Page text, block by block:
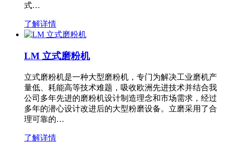
式…
了解详情
LM 立式磨粉机
立式磨粉机是一种大型磨粉机，专门为解决工业磨机产
量低、耗能高等技术难题，吸收欧洲先进技术并结合我
公司多年先进的磨粉机设计制造理念和市场需求，经过
多年的潜心设计改进后的大型粉磨设备。立磨采用了合
理可靠的…
了解详情